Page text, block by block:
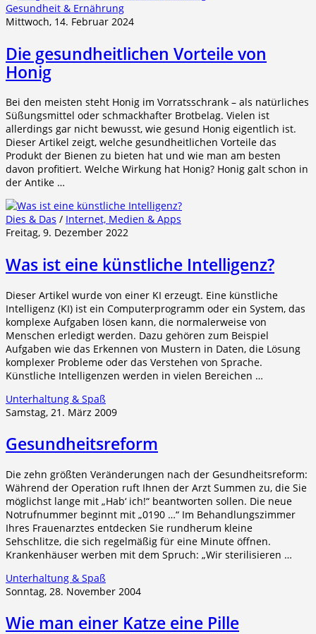
Gesundheit & Ernährung
Mittwoch, 14. Februar 2024
Die gesundheitlichen Vorteile von
Honig
Bei den meisten steht Honig im Vorratsschrank – als natürliches
Süßungsmittel oder schmackhafter Brotbelag. Vielen ist
allerdings gar nicht bewusst, wie gesund Honig eigentlich ist.
Dieser Artikel zeigt, welche gesundheitlichen Vorteile das
Produkt der Bienen zu bieten hat und wie man am besten
davon profitiert. Welche Wirkung hat Honig? Honig galt schon in
der Antike …
Dies & Das / Internet, Medien & Apps
Freitag, 9. Dezember 2022
Was ist eine künstliche Intelligenz?
Dieser Artikel wurde von einer KI erzeugt. Eine künstliche
Intelligenz (KI) ist ein Computerprogramm oder ein System, das
komplexe Aufgaben lösen kann, die normalerweise von
Menschen erledigt werden. Dazu gehören zum Beispiel
Aufgaben wie das Erkennen von Mustern in Daten, die Lösung
komplexer Probleme oder das Verstehen von Sprache.
Künstliche Intelligenzen werden in vielen Bereichen …
Unterhaltung & Spaß
Samstag, 21. März 2009
Gesundheitsreform
Die zehn größten Veränderungen nach der Gesundheitsreform:
Während der Operation ruft Ihnen der Arzt Summen zu, die Sie
möglichst lange mit „Hab‘ ich!“ beantworten sollen. Die neue
Notrufnummer beginnt mit „0190 …“ Im Behandlungszimmer
Ihres Frauenarztes entdecken Sie rundherum kleine
Sehschlitze, die sich regelmäßig für eine Minute öffnen.
Krankenhäuser werben mit dem Spruch: „Wir sterilisieren …
Unterhaltung & Spaß
Sonntag, 28. November 2004
Wie man einer Katze eine Pille